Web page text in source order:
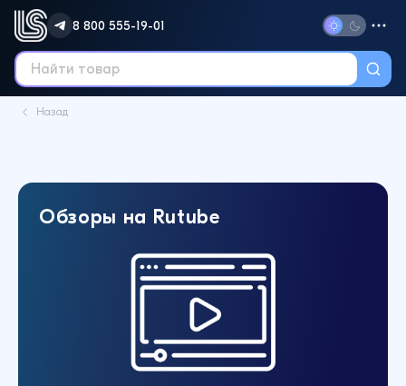
8 800 555-19-01
Назад
Обзоры на Rutube